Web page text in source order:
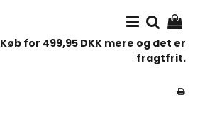
Køb for 499,95 DKK mere og det er
fragtfrit.